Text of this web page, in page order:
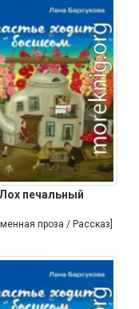
Лох печальный
проза / Рассказ]